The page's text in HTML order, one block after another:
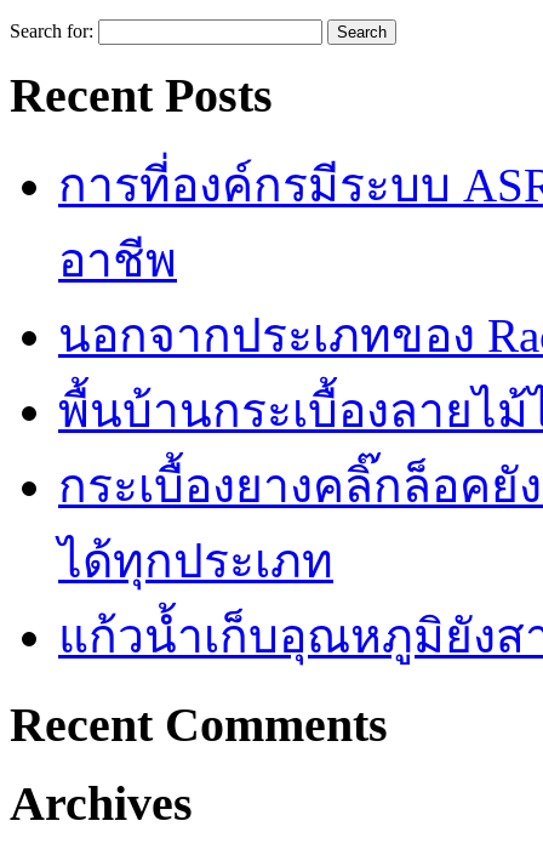
Search for:
Recent Posts
การที่องค์กรมีระบบ
อาชีพ
นอกจากประเภทของ
พื้นบ้านกระเบื้องลายไ
กระเบื้องยางคลิ๊กล็อค
ได้ทุกประเภท
แก้วน้ำเก็บอุณหภูมิยังส
Recent Comments
Archives